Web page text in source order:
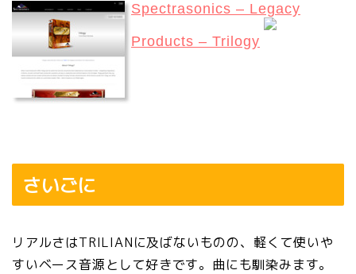
Spectrasonics – Legacy
Products – Trilogy
さいごに
リアルさはTRILIANに及ばないものの、軽くて使いや
すいベース音源として好きです。曲にも馴染みます。